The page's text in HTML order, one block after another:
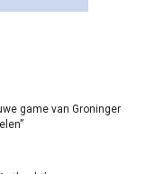
game van Groninger